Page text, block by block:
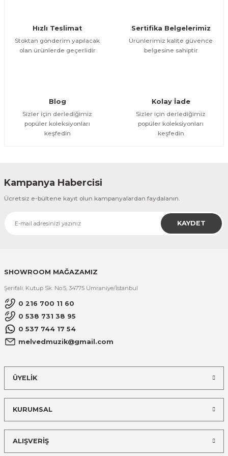
Bu ürüne benzer farklı alternatifler olmalı.
Hızlı Teslimat
Stoktan gönderim yapılacak
olan ürünlerde geçerlidir
Sertifika Belgelerimiz
Ürünlerimiz kalite güvence
belgesine sahiptir
Blog
Sizler için derlediğimiz
popüler koleksiyonları
keşfedin
Kolay İade
Sizler için derlediğimiz
popüler koleksiyonları
keşfedin
Kampanya Habercisi
Ücretsiz e-bültene kayıt olun kampanyalardan faydalanın.
KAYDET
SHOWROOM MAĞAZAMIZ
Şerifali, Kutup Sk. No:5, 34775 Ümraniye/İstanbul
0 216 700 11 60
0 538 731 38 95
0 537 744 17 54
melvedmuzik@gmail.com
ÜYELİK
KURUMSAL
ALIŞVERİŞ